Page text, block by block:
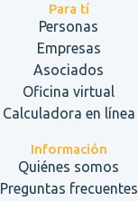
Para tí
Personas
Empresas
Asociados
Oficina virtual
Calculadora en línea
Información
Quiénes somos
Preguntas frecuentes